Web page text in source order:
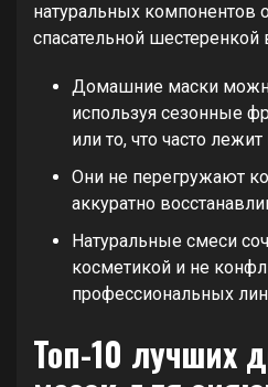
натуральных компонентов
спасательной шестеренкой
Домашние маски
используя сезонные
или то, что часто
Они не перегружают
аккуратно
Натуральные смеси
косметикой и не
профессиональных
Топ-10 лучших